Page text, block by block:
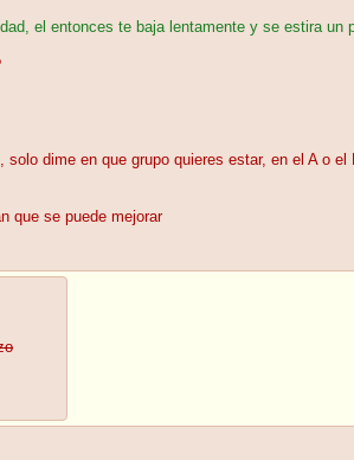
el entonces te baja lentamente y se estira un
dime en que grupo quieres estar, en el A o
que se puede mejorar